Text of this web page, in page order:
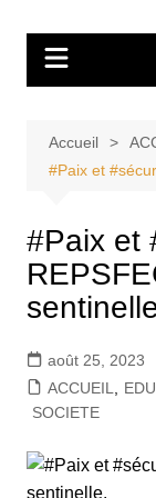
contenu
Accueil
#Paix et
#Paix et
août 25, 2023
ACCUEIL
SOCIETE